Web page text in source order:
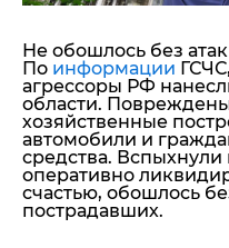
Не обошлось без
По информации
агрессоры РФ
области.
хозяйственные
автомобили и
средства.
оперативно
счастью, обошлось
пострадавших.